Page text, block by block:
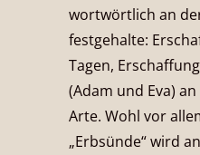
wortwörtlich an
festgehalte:
Tagen,
(Adam und Eva)
Arte. Wohl vor
„Erbsünde“ wird